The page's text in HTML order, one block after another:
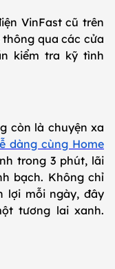
VinFast cũ trên
qua các cửa
kiểm tra kỹ tình
còn là chuyện xa
dàng cùng Home
trong 3 phút, lãi
bạch. Không chỉ
lợi mỗi ngày, đây
tương lai xanh.